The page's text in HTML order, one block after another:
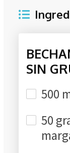
SIN
500
50